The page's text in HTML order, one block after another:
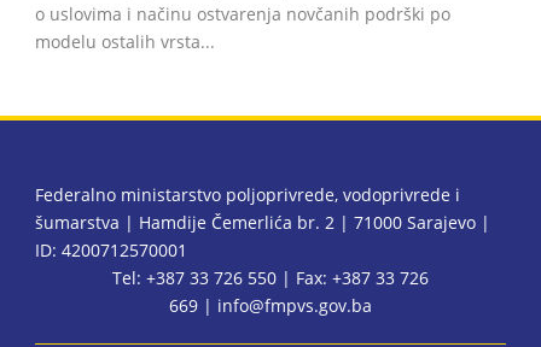
o uslovima i načinu ostvarenja novčanih podrški po
modelu ostalih vrsta...
Federalno ministarstvo poljoprivrede, vodoprivrede i
šumarstva | Hamdije Čemerlića br. 2 | 71000 Sarajevo |
ID: 4200712570001
Tel: +387 33 726 550 | Fax: +387 33 726
669 | info@fmpvs.gov.ba